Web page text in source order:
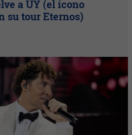
a UY (el ícono
su tour Eternos)